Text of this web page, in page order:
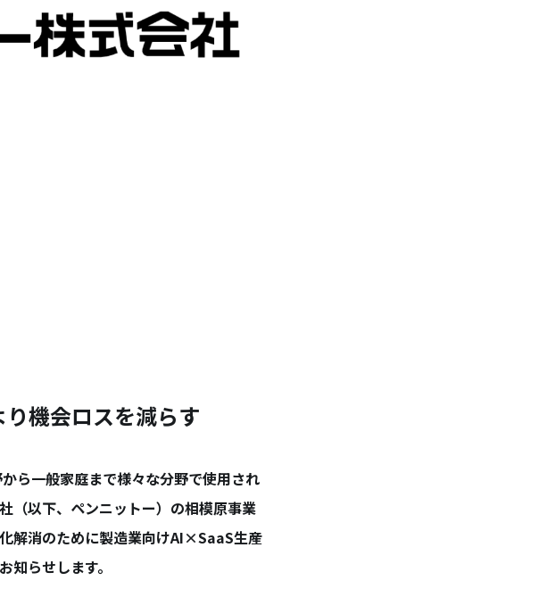
機会ロスを減らす
ら一般家庭まで様々な分野で使用され
（以下、ペンニットー）の相模原事業
解消のために製造業向けAI×SaaS生産
らせします。